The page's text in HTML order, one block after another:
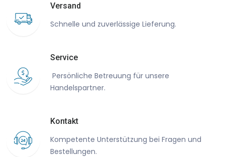
Versand
Schnelle und zuverlässige Lieferung.
Service
Persönliche Betreuung für unsere
Handelspartner.
Kontakt
Kompetente Unterstützung bei Fragen und
Bestellungen.